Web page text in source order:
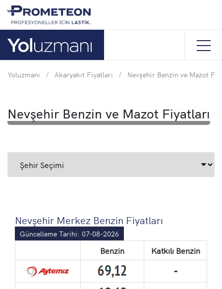
Yoluzmanı / Akaryakıt Fiyatları / Nevşehir Benzin ve Mazot
Nevşehir Benzin ve Mazot Fiyatları
Nevşehir Merkez Benzin Fiyatları
Güncelleme Tarihi: 07-08-2026
Benzin Katkılı Benzin